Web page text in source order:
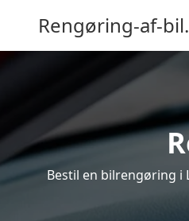
Rengøring-af-
Bestil en bilrengøring i